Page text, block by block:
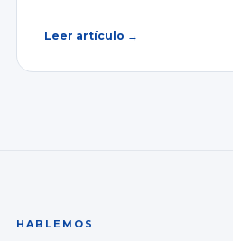
Leer artículo →
HABLEMOS